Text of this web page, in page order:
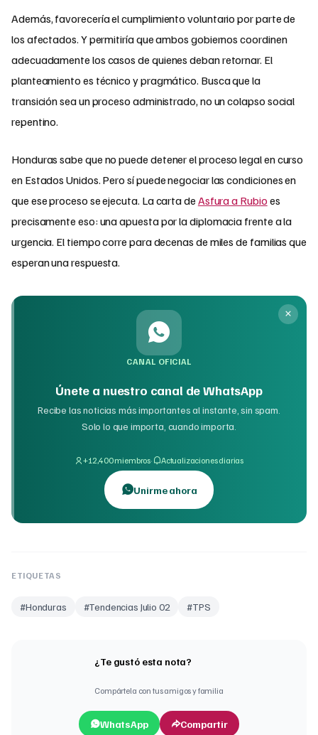
Además, favorecería el cumplimiento voluntario por parte de
los afectados. Y permitiría que ambos gobiernos coordinen
adecuadamente los casos de quienes deban retornar. El
planteamiento es técnico y pragmático. Busca que la
transición sea un proceso administrado, no un colapso social
repentino.
Honduras sabe que no puede detener el proceso legal en curso
en Estados Unidos. Pero sí puede negociar las condiciones en
que ese proceso se ejecuta. La carta de Asfura a Rubio es
precisamente eso: una apuesta por la diplomacia frente a la
urgencia. El tiempo corre para decenas de miles de familias que
esperan una respuesta.
CANAL OFICIAL
Únete a nuestro canal de WhatsApp
Recibe las noticias más importantes al instante, sin spam.
Solo lo que importa, cuando importa.
+12,400 miembros· Actualizaciones diarias
Unirme ahora
ETIQUETAS
#Honduras #Tendencias Julio 02 #TPS
¿Te gustó esta nota?
Compártela con tus amigos y familia
WhatsApp Compartir